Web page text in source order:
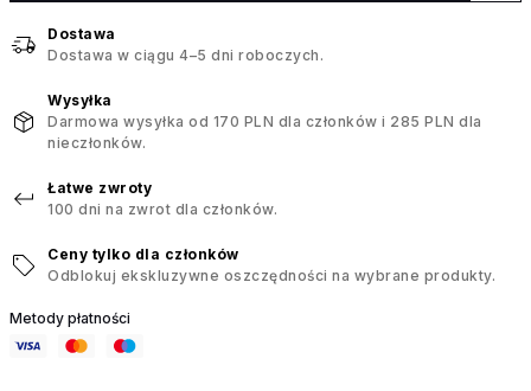
Dostawa
Dostawa w ciągu 4–5 dni roboczych.
Wysyłka
Darmowa wysyłka od 170 PLN dla członków i 285 PLN dla
nieczłonków.
Łatwe zwroty
100 dni na zwrot dla członków.
Ceny tylko dla członków
Odblokuj ekskluzywne oszczędności na wybrane produkty.
Metody płatności